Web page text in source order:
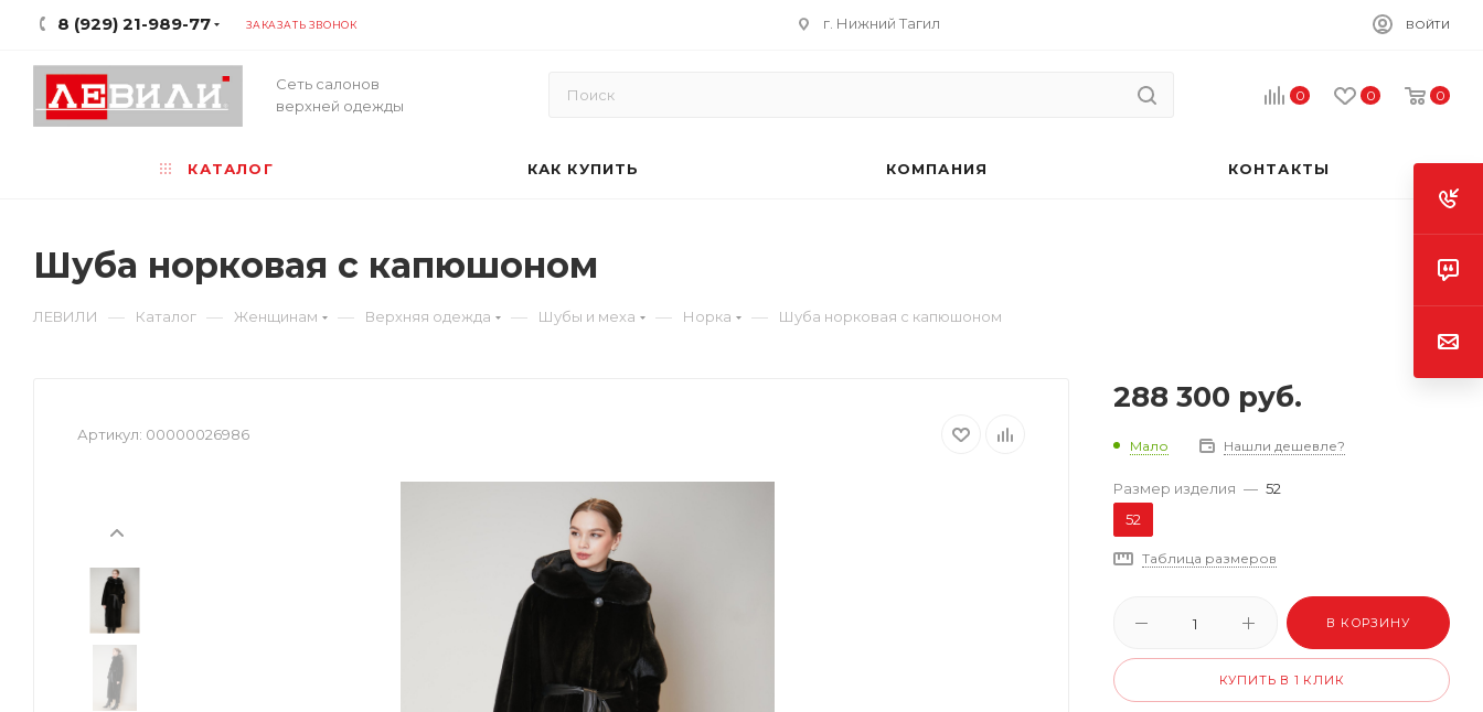
8 (929) 21-989-77 ЗАКАЗАТЬ ЗВОНОК г. Нижний Тагил ВОЙТИ
Сеть салонов
верхней одежды
0 0 0
КАТАЛОГ КАК КУПИТЬ КОМПАНИЯ КОНТАКТЫ
Шуба норковая с капюшоном
ЛЕВИЛИ — Каталог — Женщинам — Верхняя одежда — Шубы и меха — Норка — Шуба норковая с капюшоном
Артикул: 00000026986
288 300 руб.
Мало Нашли дешевле?
Размер изделия — 52
52
Таблица размеров
В КОРЗИНУ
КУПИТЬ В 1 КЛИК